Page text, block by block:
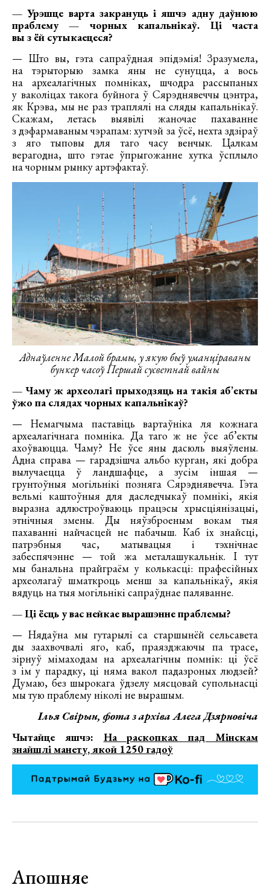
— Урэшце варта закрануць і яшчэ адну даўнюю
праблему — чорных капальнікаў. Ці часта
вы з ёй сутыкаецеся?
— Што вы, гэта сапраўдная эпідэмія! Зразумела,
на тэрыторыю замка яны не сунуцца, а вось
на археалагічных помніках, шчодра рассыпаных
у ваколіцах такога буйнога ў Сярэднявеччы цэнтра,
як Крэва, мы не раз траплялі на сляды капальнікаў.
Скажам, летась выявілі жаночае пахаванне
з дэфармаваным чэрапам: хутчэй за ўсё, нехта здзіраў
з яго тыповы для таго часу венчык. Цалкам
верагодна, што гэтае ўпрыгожанне хутка ўсплыло
на чорным рынку артэфактаў.
Аднаўленне Малой брамы, у якую быў уманціраваны
бункер часоў Першай сусветнай вайны
— Чаму ж археолагі прыходзяць на такія аб’екты
ўжо па слядах чорных капальнікаў?
— Немагчыма паставіць вартаўніка ля кожнага
археалагічнага помніка. Да таго ж не ўсе аб’екты
ахоўваюцца. Чаму? Не ўсе яны дасюль выяўлены.
Адна справа — гарадзішча альбо курган, які добра
вылучаецца ў ландшафце, а зусім іншая —
грунтоўныя могільнікі позняга Сярэднявечча. Гэта
вельмі каштоўныя для даследчыкаў помнікі, якія
выразна адлюстроўваюць працэсы хрысціянізацыі,
этнічныя змены. Ды няўзброеным вокам тыя
пахаванні найчасцей не пабачыш. Каб іх знайсці,
патрэбныя час, матывацыя і тэхнічнае
забеспячэнне — той жа металашукальнік. І тут
мы банальна прайграём у колькасці: прафесійных
археолагаў шматкроць менш за капальнікаў, якія
вядуць на тыя могільнікі сапраўднае паляванне.
— Ці ёсць у вас нейкае вырашэнне праблемы?
— Нядаўна мы гутарылі са старшынёй сельсавета
ды заахвочвалі яго, каб, праязджаючы па трасе,
зірнуў мімаходам на археалагічны помнік: ці ўсё
з ім у парадку, ці няма вакол падазроных людзей?
Думаю, без шырокага ўдзелу мясцовай супольнасці
мы тую праблему ніколі не вырашым.
Ілья Свірын, фота з архіва Алега Дзярновіча
Чытайце яшчэ: На раскопках пад Мінскам
знайшлі манету, якой 1250 гадоў
Апошняе